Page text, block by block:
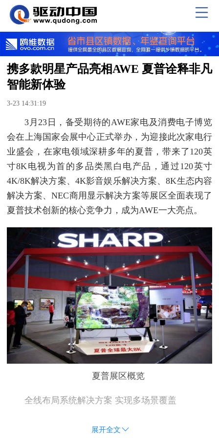
携多款明星产品亮相AWE 夏普诠释非凡
智能新体验
3-23 14:31:19
3月23日，备受期待的AWE家电及消费电子博览
会在上海国家会展中心正式举办，为迎接此次家电行
业盛会，在家电领域深耕多年的夏普，带来了120英
寸8K电视为首的多品类黑白电产品，通过120英寸
4K/8K解决方案、4K影音娱乐解决方案、8K生态内容
解决方案、NEC商用显示解决方案等展区全面表现了
夏普技术创新的核心竞争力，成为AWE一大亮点。
夏普展区概览
全线布局系统解决方案 实现多场景覆盖
展开全文